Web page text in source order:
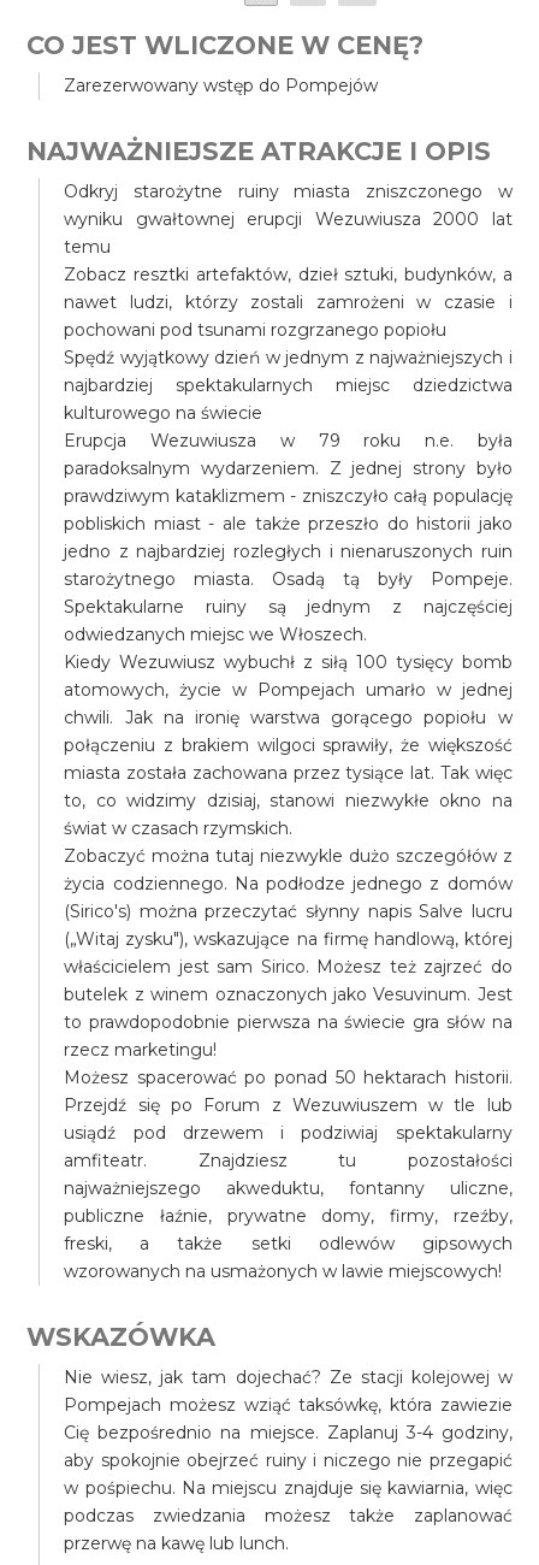
CO JEST WLICZONE W CENĘ?
Zarezerwowany wstęp do Pompejów
NAJWAŻNIEJSZE ATRAKCJE I OPIS
Odkryj starożytne ruiny miasta zniszczonego w
wyniku gwałtownej erupcji Wezuwiusza 2000 lat
temu
Zobacz resztki artefaktów, dzieł sztuki, budynków, a
nawet ludzi, którzy zostali zamrożeni w czasie i
pochowani pod tsunami rozgrzanego popiołu
Spędź wyjątkowy dzień w jednym z najważniejszych i
najbardziej spektakularnych miejsc dziedzictwa
kulturowego na świecie
Erupcja Wezuwiusza w 79 roku n.e. była
paradoksalnym wydarzeniem. Z jednej strony było
prawdziwym kataklizmem - zniszczyło całą populację
pobliskich miast - ale także przeszło do historii jako
jedno z najbardziej rozległych i nienaruszonych ruin
starożytnego miasta. Osadą tą były Pompeje.
Spektakularne ruiny są jednym z najczęściej
odwiedzanych miejsc we Włoszech.
Kiedy Wezuwiusz wybuchł z siłą 100 tysięcy bomb
atomowych, życie w Pompejach umarło w jednej
chwili. Jak na ironię warstwa gorącego popiołu w
połączeniu z brakiem wilgoci sprawiły, że większość
miasta została zachowana przez tysiące lat. Tak więc
to, co widzimy dzisiaj, stanowi niezwykłe okno na
świat w czasach rzymskich.
Zobaczyć można tutaj niezwykle dużo szczegółów z
życia codziennego. Na podłodze jednego z domów
(Sirico's) można przeczytać słynny napis Salve lucru
(„Witaj zysku"), wskazujące na firmę handlową, której
właścicielem jest sam Sirico. Możesz też zajrzeć do
butelek z winem oznaczonych jako Vesuvinum. Jest
to prawdopodobnie pierwsza na świecie gra słów na
rzecz marketingu!
Możesz spacerować po ponad 50 hektarach historii.
Przejdź się po Forum z Wezuwiuszem w tle lub
usiądź pod drzewem i podziwiaj spektakularny
amfiteatr. Znajdziesz tu pozostałości
najważniejszego akweduktu, fontanny uliczne,
publiczne łaźnie, prywatne domy, firmy, rzeźby,
freski, a także setki odlewów gipsowych
wzorowanych na usmażonych w lawie miejscowych!
WSKAZÓWKA
Nie wiesz, jak tam dojechać? Ze stacji kolejowej w
Pompejach możesz wziąć taksówkę, która zawiezie
Cię bezpośrednio na miejsce. Zaplanuj 3-4 godziny,
aby spokojnie obejrzeć ruiny i niczego nie przegapić
w pośpiechu. Na miejscu znajduje się kawiarnia, więc
podczas zwiedzania możesz także zaplanować
przerwę na kawę lub lunch.